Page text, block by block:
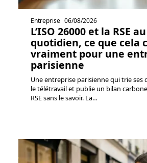
Entreprise 06/08/2026
L’ISO 26000 et la RSE au
quotidien, ce que cela
vraiment pour une
parisienne
Une entreprise parisienne qui trie ses
le télétravail et publie un bilan
RSE sans le savoir. La…